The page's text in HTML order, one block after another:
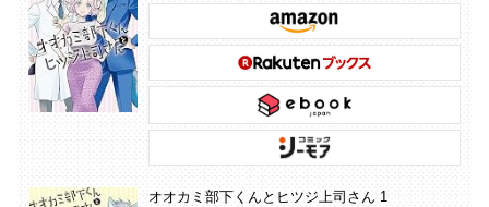
オオカミ部下くんとヒツジ上司さん 1